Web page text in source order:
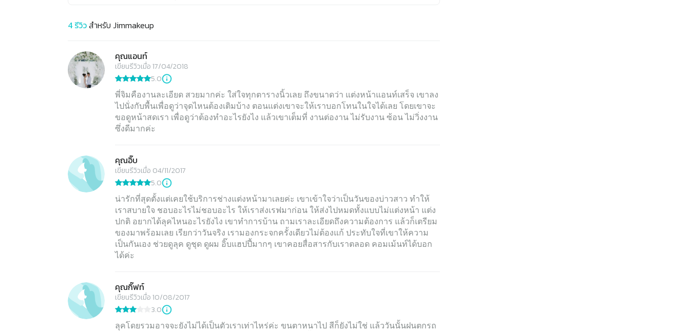
4รีวิวสำหรับ Jimmakeup
คุณแอนท์
เขียนรีวิวเมื่อ 17/04/2018
5.0
พี่จิมคืองานละเอียด สวยมากค่ะ ใส่ใจทุกตารางนิ้วเลย ถึงขนาดว่า แต่งหน้าแอนท์เสร็จ เขาลง
ไปนั่งกับพื้นเพื่อดูว่าจุดไหนต้องเติมบ้าง ตอนแต่งเขาจะให้เราบอกโทนในใจได้เลย โดยเขาจะ
ขอดูหน้าสดเรา เพื่อดูว่าต้องทำอะไรยังไง แล้วเขาเต็มที่ งานต่องาน ไม่รับงาน ซ้อน ไม่วิ่งงาน
ซึ่งดีมากค่ะ
คุณอิ๊บ
เขียนรีวิวเมื่อ 04/11/2017
5.0
น่ารักที่สุดตั้งแต่เคยใช้บริการช่างแต่งหน้ามาเลยค่ะ เขาเข้าใจว่าเป็นวันของบ่าวสาว ทำให้
เราสบายใจ ชอบอะไรไม่ชอบอะไร ให้เราส่งเรฟมาก่อน ให้ส่งไปหมดทั้งแบบไม่แต่งหน้า แต่ง
ปกติ อยากได้ลุคไหนอะไรยังไง เขาทำการบ้าน ถามเราละเอียดถึงความต้องการ แล้วก็เตรียม
ของมาพร้อมเลย เรียกว่าวันจริง เรามองกระจกครั้งเดียวไม่ต้องแก้ ประทับใจที่เขาให้ความ
เป็นกันเอง ช่วยดูลุค ดูชุด ดูผม อิ๊บแฮปปี้มากๆ เขาคอยสื่อสารกับเราตลอด คอมเม้นท์ได้บอก
คุณกิ๊ฟท์
เขียนรีวิวเมื่อ 10/08/2017
3.0
ลุคโดยรวมอาจจะยังไม่ได้เป็นตัวเราเท่าไหร่ค่ะ ขนตาหนาไป สีก็ยังไม่ใช่ แล้ววันนั้นฝนตกรถ